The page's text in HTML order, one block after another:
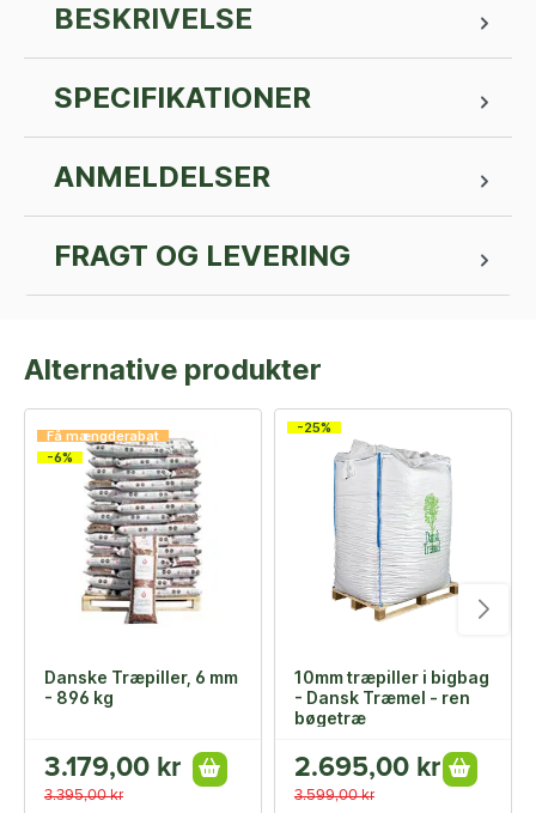
BESKRIVELSE
SPECIFIKATIONER
ANMELDELSER
FRAGT OG LEVERING
Alternative produkter
Få mængderabat
-6%
Danske Træpiller, 6 mm
- 896 kg
3.179,00 kr
3.395,00 kr
-25%
10mm træpiller i bigbag
- Dansk Træmel - ren
bøgetræ
2.695,00 kr
3.599,00 kr